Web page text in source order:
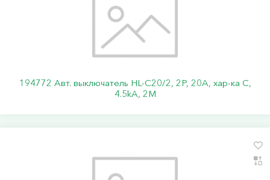
194772 Авт. выключатель HL-C20/2, 2P, 20A, хар-ка C,
4.5kA, 2M